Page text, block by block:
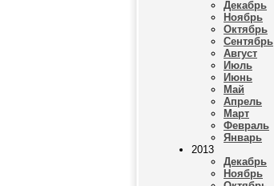
Декабрь
Ноябрь
Октябрь
Сентябрь
Август
Июль
Июнь
Май
Апрель
Март
Февраль
Январь
2013
Декабрь
Ноябрь